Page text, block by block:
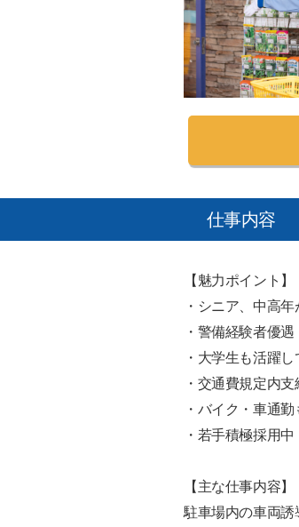
仕事内容
【魅力ポイント】
・シニア、中高年
・警備経験者優遇
・大学生も活躍し
・交通費規定内支
・バイク・車通勤
・若手積極採用中
【主な仕事内容】
駐車場内の車両